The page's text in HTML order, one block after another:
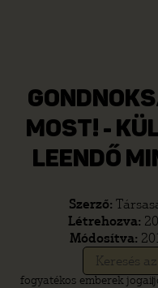
MOST! -
LEENDŐ
Szerző:
Létrehozva:
Módosítva:
fogyatékos emberek jogai